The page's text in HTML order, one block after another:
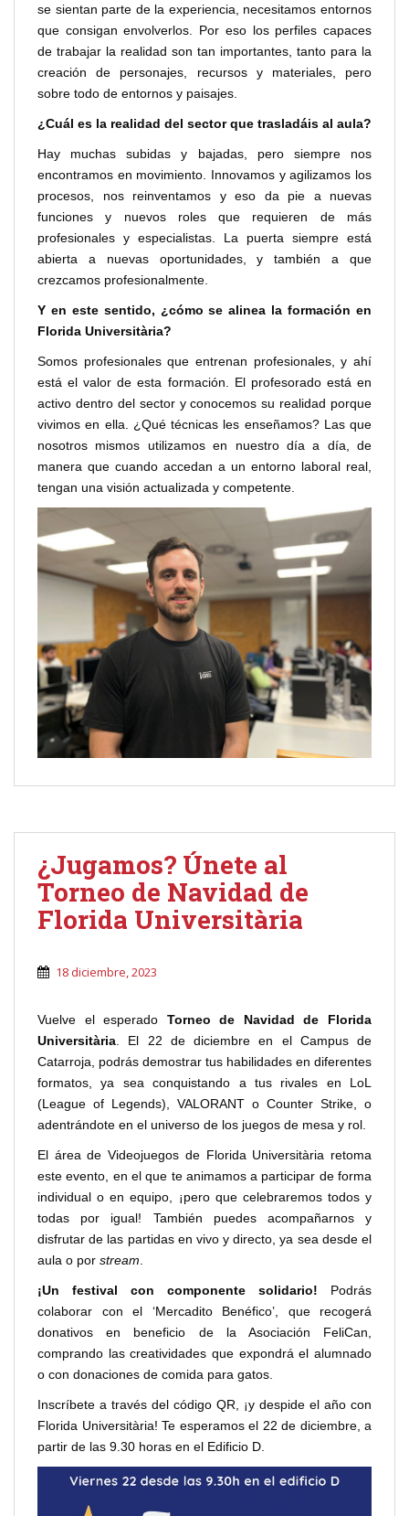
se sientan parte de la experiencia, necesitamos entornos
que consigan envolverlos. Por eso los perfiles capaces
de trabajar la realidad son tan importantes, tanto para la
creación de personajes, recursos y materiales, pero
sobre todo de entornos y paisajes.
¿Cuál es la realidad del sector que trasladáis al aula?
Hay muchas subidas y bajadas, pero siempre nos
encontramos en movimiento. Innovamos y agilizamos los
procesos, nos reinventamos y eso da pie a nuevas
funciones y nuevos roles que requieren de más
profesionales y especialistas. La puerta siempre está
abierta a nuevas oportunidades, y también a que
crezcamos profesionalmente.
Y en este sentido, ¿cómo se alinea la formación en
Florida Universitària?
Somos profesionales que entrenan profesionales, y ahí
está el valor de esta formación. El profesorado está en
activo dentro del sector y conocemos su realidad porque
vivimos en ella. ¿Qué técnicas les enseñamos? Las que
nosotros mismos utilizamos en nuestro día a día, de
manera que cuando accedan a un entorno laboral real,
tengan una visión actualizada y competente.
¿Jugamos? Únete al
Torneo de Navidad de
Florida Universitària
18 diciembre, 2023
Vuelve el esperado Torneo de Navidad de Florida
Universitària . El 22 de diciembre en el Campus de
Catarroja, podrás demostrar tus habilidades en diferentes
formatos, ya sea conquistando a tus rivales en LoL
(League of Legends), VALORANT o Counter Strike, o
adentrándote en el universo de los juegos de mesa y rol.
El área de Videojuegos de Florida Universitària retoma
este evento, en el que te animamos a participar de forma
individual o en equipo, ¡pero que celebraremos todos y
todas por igual! También puedes acompañarnos y
disfrutar de las partidas en vivo y directo, ya sea desde el
aula o por stream
¡Un festival con componente solidario! Podrás
colaborar con el ‘Mercadito Benéfico’, que recogerá
donativos en beneficio de la Asociación FeliCan,
comprando las creatividades que expondrá el alumnado
o con donaciones de comida para gatos.
Inscríbete a través del código QR, ¡y despide el año con
Florida Universitària! Te esperamos el 22 de diciembre, a
partir de las 9.30 horas en el Edificio D.